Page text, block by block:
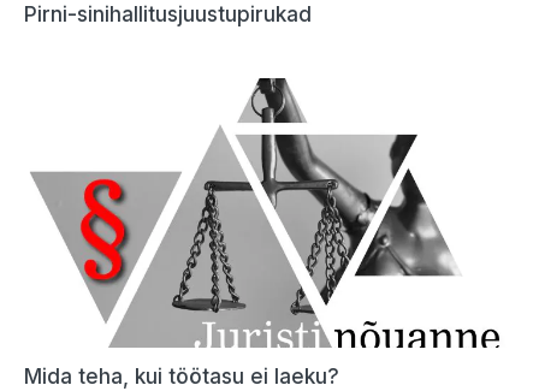
Pirni-sinihallitusjuustupirukad
Mida teha, kui töötasu ei laeku?